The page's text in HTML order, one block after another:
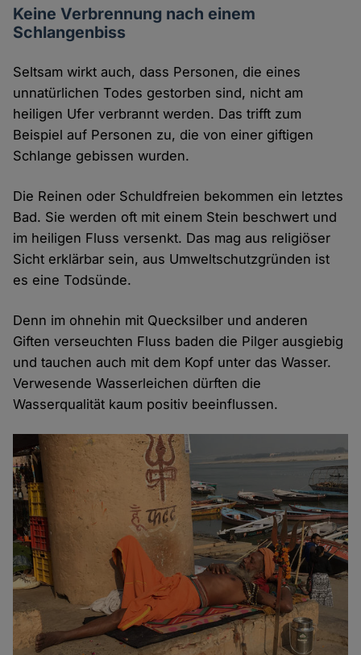
Keine Verbrennung nach einem
Schlangenbiss
Seltsam wirkt auch, dass Personen, die eines
unnatürlichen Todes gestorben sind, nicht am
heiligen Ufer verbrannt werden. Das trifft zum
Beispiel auf Personen zu, die von einer giftigen
Schlange gebissen wurden.
Die Reinen oder Schuldfreien bekommen ein letztes
Bad. Sie werden oft mit einem Stein beschwert und
im heiligen Fluss versenkt. Das mag aus religiöser
Sicht erklärbar sein, aus Umweltschutzgründen ist
es eine Todsünde.
Denn im ohnehin mit Quecksilber und anderen
Giften verseuchten Fluss baden die Pilger ausgiebig
und tauchen auch mit dem Kopf unter das Wasser.
Verwesende Wasserleichen dürften die
Wasserqualität kaum positiv beeinflussen.